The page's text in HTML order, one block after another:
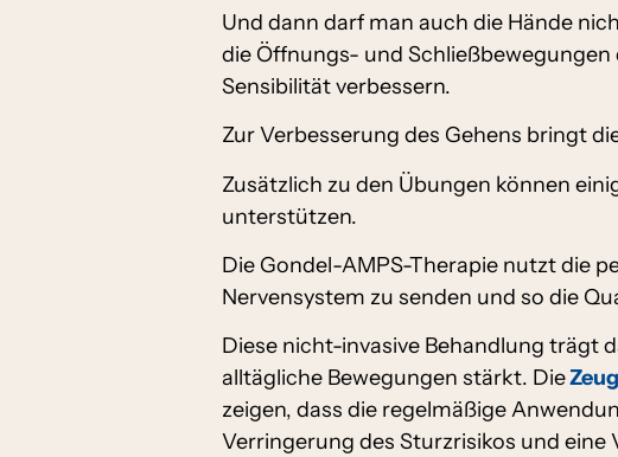
Und dann darf man auch die Hände
die Öffnungs- und
Sensibilität verbessern.
Zur Verbesserung des Gehens bringt
Zusätzlich zu den Übungen können
unterstützen.
Die Gondel-AMPS-Therapie nutzt die
Nervensystem zu senden und so die
Diese nicht-invasive Behandlung trägt
alltägliche Bewegungen stärkt. Die
zeigen, dass die regelmäßige
Verringerung des Sturzrisikos und eine